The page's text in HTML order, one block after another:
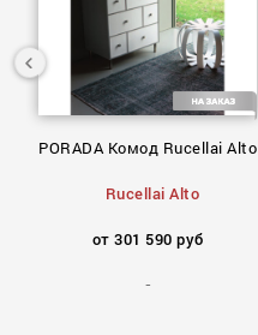
PORADA Комод Rucellai Alto
Rucellai Alto
от 301 590 руб